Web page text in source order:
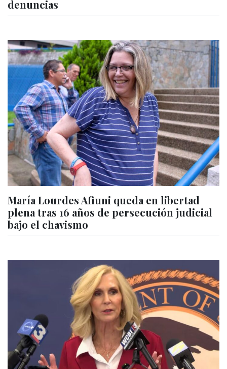
denuncias
María Lourdes Afiuni queda en libertad
plena tras 16 años de persecución judicial
bajo el chavismo